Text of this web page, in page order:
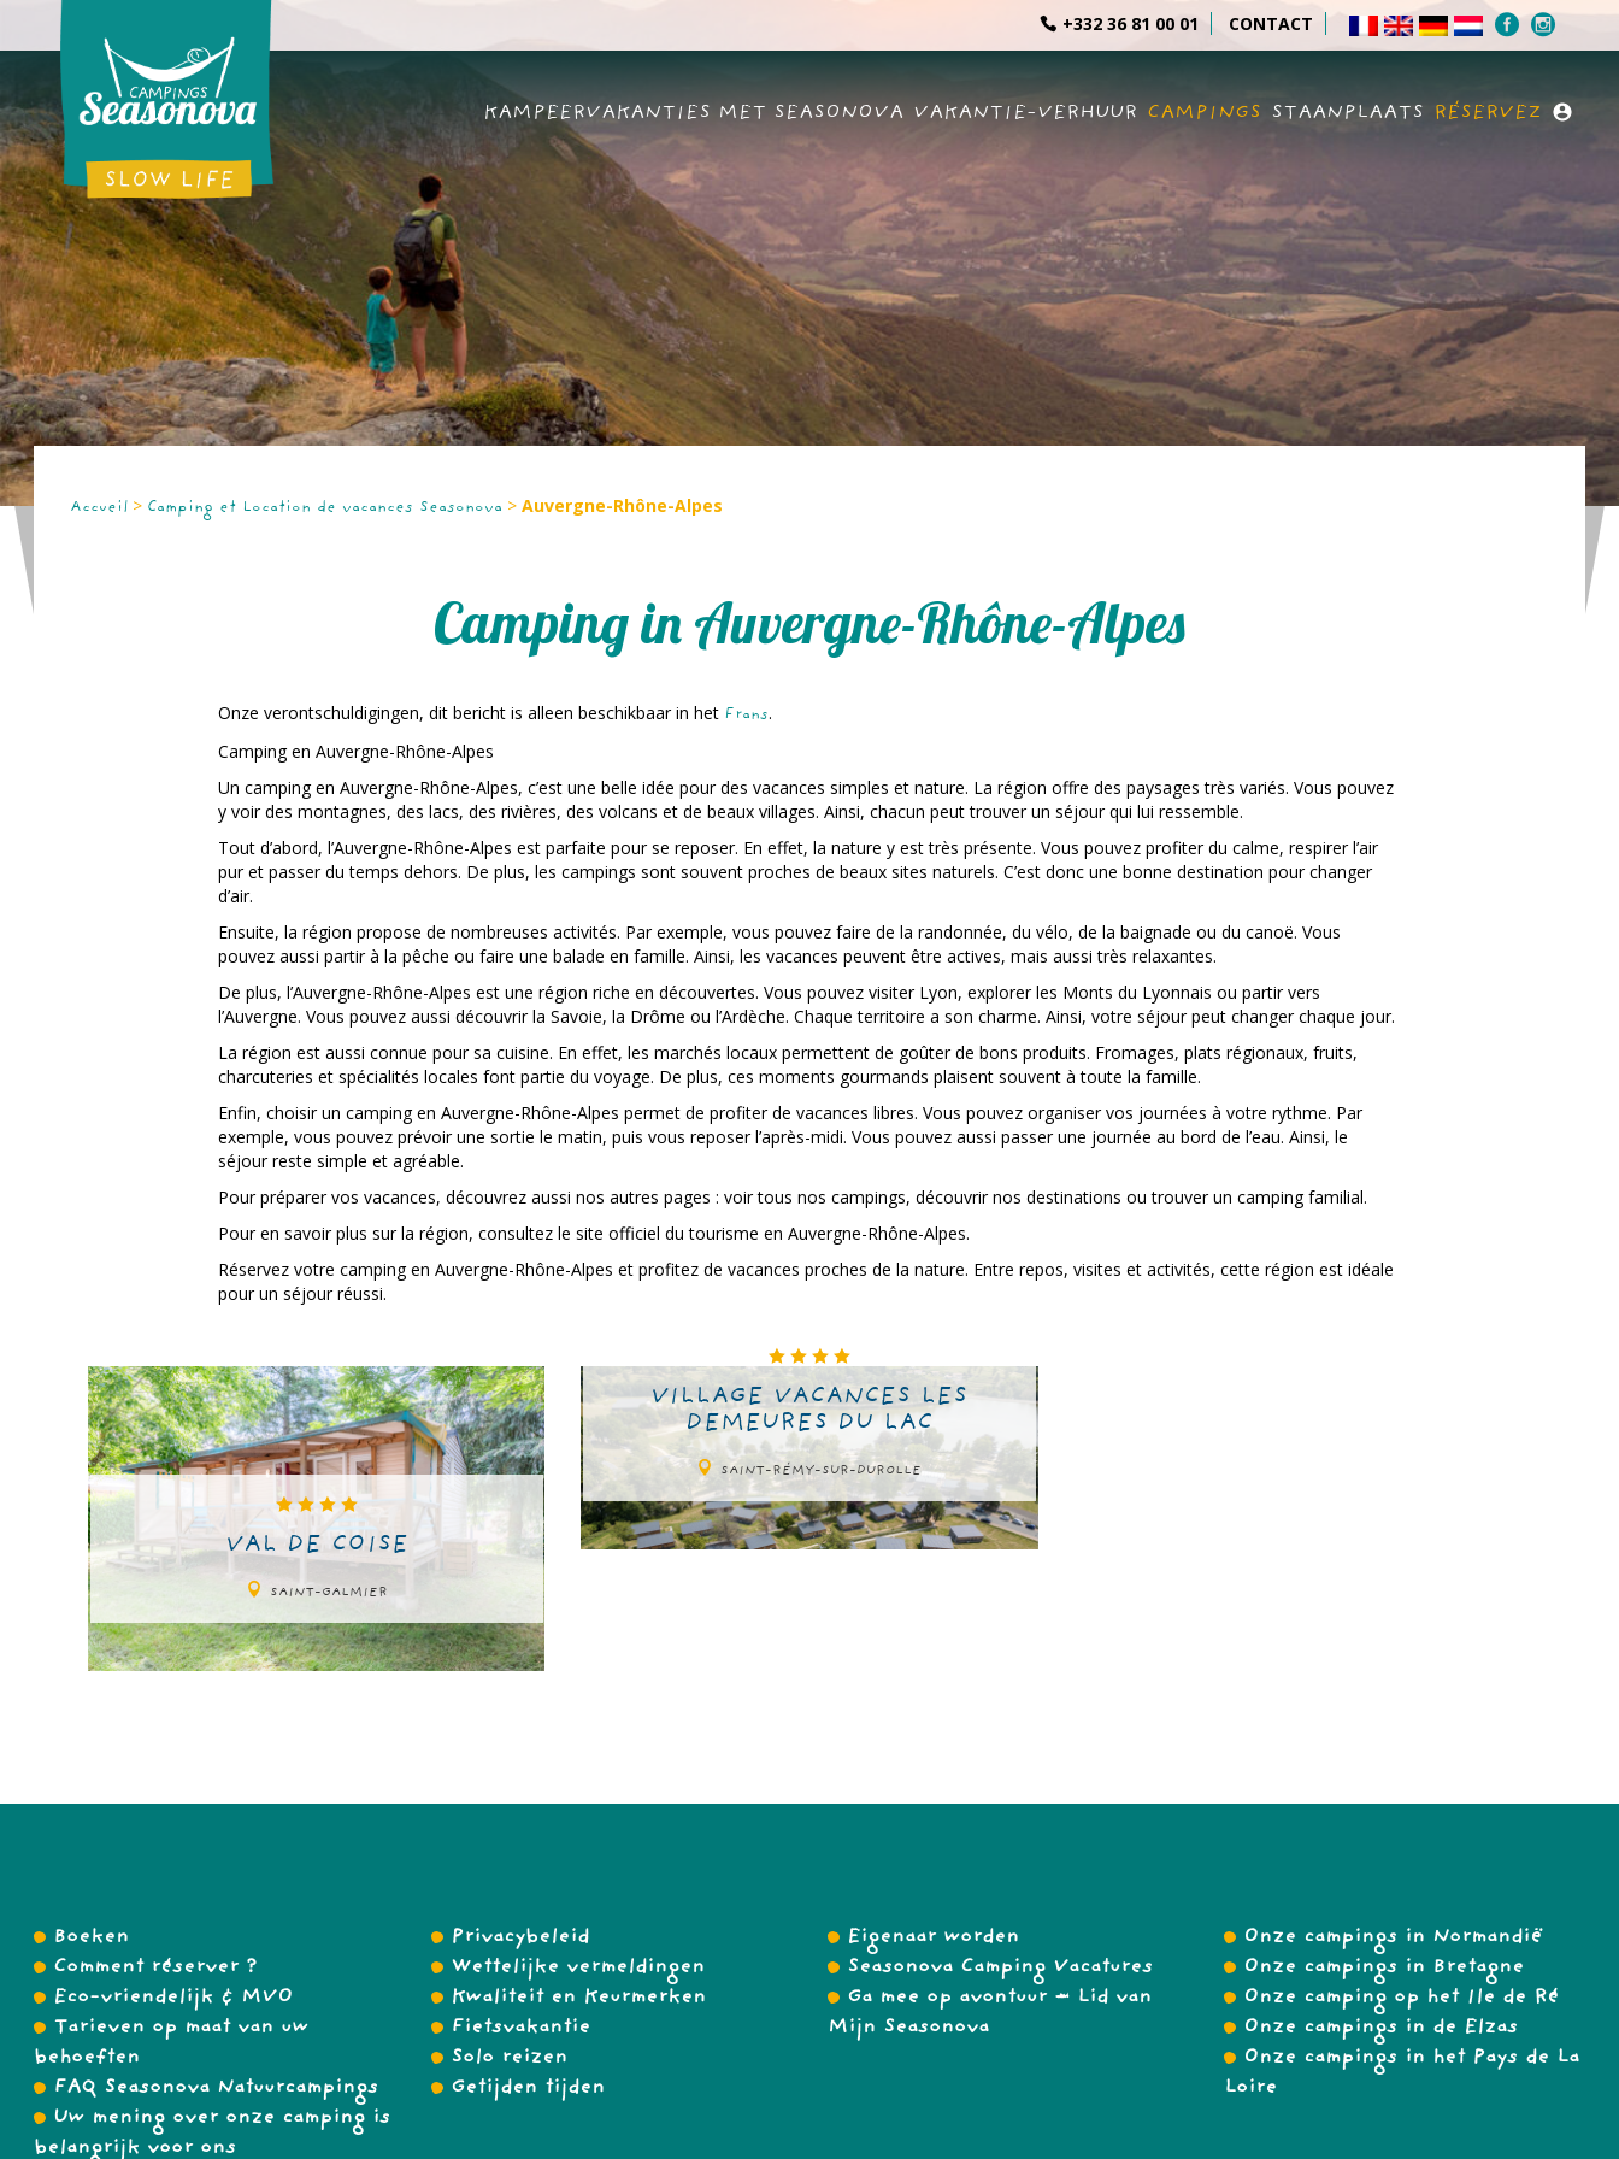
+332 36 81 00 01 CONTACT
KAMPEERVAKANTIES MET SEASONOVA VAKANTIE-VERHUUR CAMPINGS STAANPLAATS RÉSERVEZ
Accueil > Camping et Location de vacances Seasonova >Auvergne-Rhône-Alpes
Camping in Auvergne-Rhône-Alpes
Onze verontschuldigingen, dit bericht is alleen beschikbaar in het Frans.
Camping en Auvergne-Rhône-Alpes
Un camping en Auvergne-Rhône-Alpes, c’est une belle idée pour des vacances simples et nature. La région offre des paysages très variés. Vous pouvez
y voir des montagnes, des lacs, des rivières, des volcans et de beaux villages. Ainsi, chacun peut trouver un séjour qui lui ressemble.
Tout d’abord, l’Auvergne-Rhône-Alpes est parfaite pour se reposer. En effet, la nature y est très présente. Vous pouvez profiter du calme, respirer l’air
pur et passer du temps dehors. De plus, les campings sont souvent proches de beaux sites naturels. C’est donc une bonne destination pour changer
d’air.
Ensuite, la région propose de nombreuses activités. Par exemple, vous pouvez faire de la randonnée, du vélo, de la baignade ou du canoë. Vous
pouvez aussi partir à la pêche ou faire une balade en famille. Ainsi, les vacances peuvent être actives, mais aussi très relaxantes.
De plus, l’Auvergne-Rhône-Alpes est une région riche en découvertes. Vous pouvez visiter Lyon, explorer les Monts du Lyonnais ou partir vers
l’Auvergne. Vous pouvez aussi découvrir la Savoie, la Drôme ou l’Ardèche. Chaque territoire a son charme. Ainsi, votre séjour peut changer chaque jour.
La région est aussi connue pour sa cuisine. En effet, les marchés locaux permettent de goûter de bons produits. Fromages, plats régionaux, fruits,
charcuteries et spécialités locales font partie du voyage. De plus, ces moments gourmands plaisent souvent à toute la famille.
Enfin, choisir un camping en Auvergne-Rhône-Alpes permet de profiter de vacances libres. Vous pouvez organiser vos journées à votre rythme. Par
exemple, vous pouvez prévoir une sortie le matin, puis vous reposer l’après-midi. Vous pouvez aussi passer une journée au bord de l’eau. Ainsi, le
séjour reste simple et agréable.
Pour préparer vos vacances, découvrez aussi nos autres pages : voir tous nos campings, découvrir nos destinations ou trouver un camping familial.
Pour en savoir plus sur la région, consultez le site officiel du tourisme en Auvergne-Rhône-Alpes.
Réservez votre camping en Auvergne-Rhône-Alpes et profitez de vacances proches de la nature. Entre repos, visites et activités, cette région est idéale
pour un séjour réussi.
VAL DE COISE
SAINT-GALMIER
VILLAGE VACANCES LES
DEMEURES DU LAC
SAINT-RÉMY-SUR-DUROLLE
Boeken
Comment réserver ?
Eco-vriendelijk & MVO
Tarieven op maat van uw
behoeften
FAQ Seasonova Natuurcampings
Uw mening over onze camping is
belangrijk voor ons
Privacybeleid
Wettelijke vermeldingen
Kwaliteit en Keurmerken
Fietsvakantie
Solo reizen
Getijden tijden
Eigenaar worden
Seasonova Camping Vacatures
Ga mee op avontuur – Lid van
Mijn Seasonova
Onze campings in Normandië
Onze campings in Bretagne
Onze camping op het Ile de Ré
Onze campings in de Elzas
Onze campings in het Pays de La
Loire